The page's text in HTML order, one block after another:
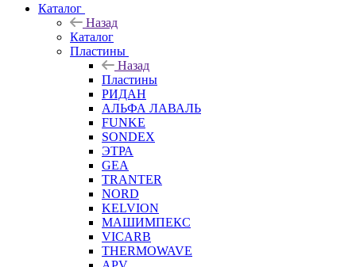
Каталог
Назад
Каталог
Пластины
Назад
Пластины
РИДАН
АЛЬФА ЛАВАЛЬ
FUNKE
SONDEX
ЭТРА
GEA
TRANTER
NORD
KELVION
МАШИМПЕКС
VICARB
THERMOWAVE